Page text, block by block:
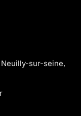
sur-seine,